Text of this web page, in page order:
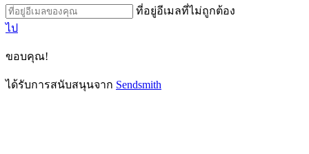
ที่อยู่อีเมลที่ไม่ถูกต้อง
ไป
ขอบคุณ!
ได้รับการสนับสนุนจาก Sendsmith